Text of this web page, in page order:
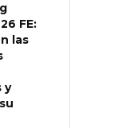
FE:
las
y